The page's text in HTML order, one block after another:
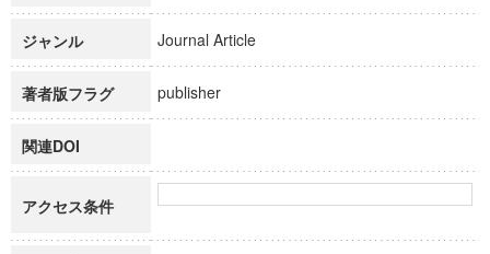
ジャンル Journal Article
著者版フラグ publisher
関連DOI
アクセス条件